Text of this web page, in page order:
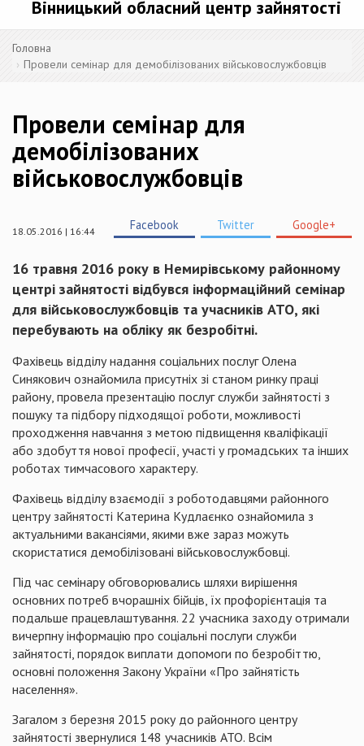
Вінницький обласний центр зайнятості
Головна
Провели семінар для демобілізованих військовослужбовців
Провели семінар для
демобілізованих
військовослужбовців
18.05.2016 | 16:44 Facebook Twitter Google+
16 травня 2016 року в Немирівському районному
центрі зайнятості відбувся інформаційний семінар
для військовослужбовців та учасників АТО, які
перебувають на обліку як безробітні.
Фахівець відділу надання соціальних послуг Олена
Синякович ознайомила присутніх зі станом ринку праці
району, провела презентацію послуг служби зайнятості з
пошуку та підбору підходящої роботи, можливості
проходження навчання з метою підвищення кваліфікації
або здобуття нової професії, участі у громадських та інших
роботах тимчасового характеру.
Фахівець відділу взаємодії з роботодавцями районного
центру зайнятості Катерина Кудлаєнко ознайомила з
актуальними вакансіями, якими вже зараз можуть
скористатися демобілізовані військовослужбовці.
Під час семінару обговорювались шляхи вирішення
основних потреб вчорашніх бійців, їх профорієнтація та
подальше працевлаштування. 22 учасника заходу отримали
вичерпну інформацію про соціальні послуги служби
зайнятості, порядок виплати допомоги по безробіттю,
основні положення Закону України «Про зайнятість
населення».
Загалом з березня 2015 року до районного центру
зайнятості звернулися 148 учасників АТО. Всім